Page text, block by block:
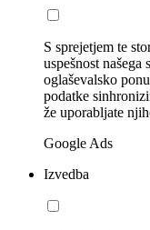
S sprejetjem te
uspešnost
oglaševalsko
podatke
že uporabljate
Google Ads
Izvedba